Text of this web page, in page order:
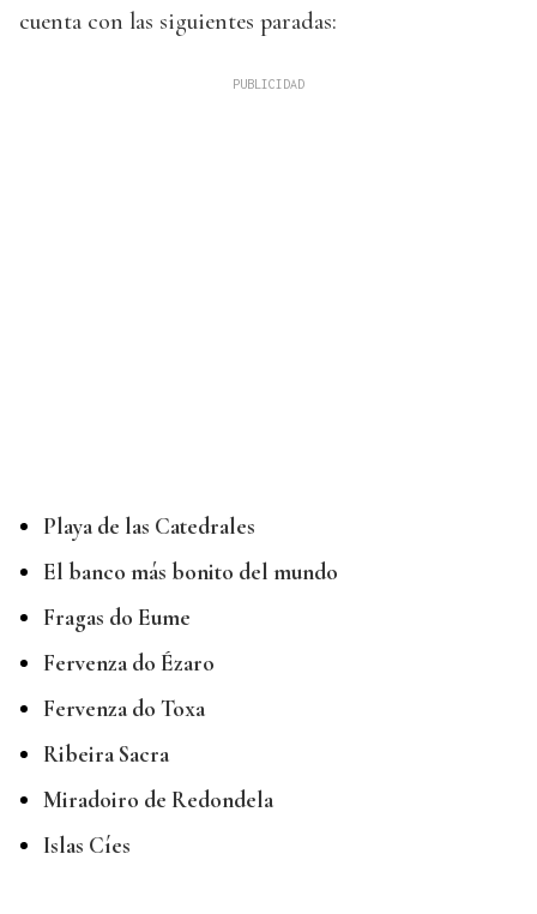
cuenta con las siguientes paradas:
Playa de las Catedrales
El banco más bonito del mundo
Fragas do Eume
Fervenza do Ézaro
Fervenza do Toxa
Ribeira Sacra
Miradoiro de Redondela
Islas Cíes